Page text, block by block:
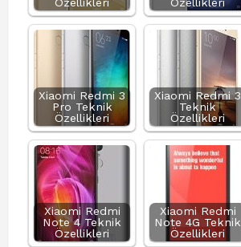
Xiaomi Redmi 3
Pro Teknik
Özellikleri
Xiaomi Redmi 3
Teknik
Özellikleri
Xiaomi Redmi
Note 4 Teknik
Özellikleri
Xiaomi Redmi
Note 4G Teknik
Özellikleri